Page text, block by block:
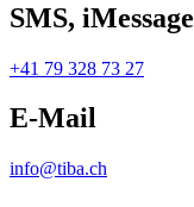
SMS, iMessage
+41 79 328 73 27
E-Mail
info@tiba.ch